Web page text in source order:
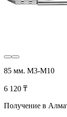
85 мм. M3-M10
6 120 ₸
Получение в